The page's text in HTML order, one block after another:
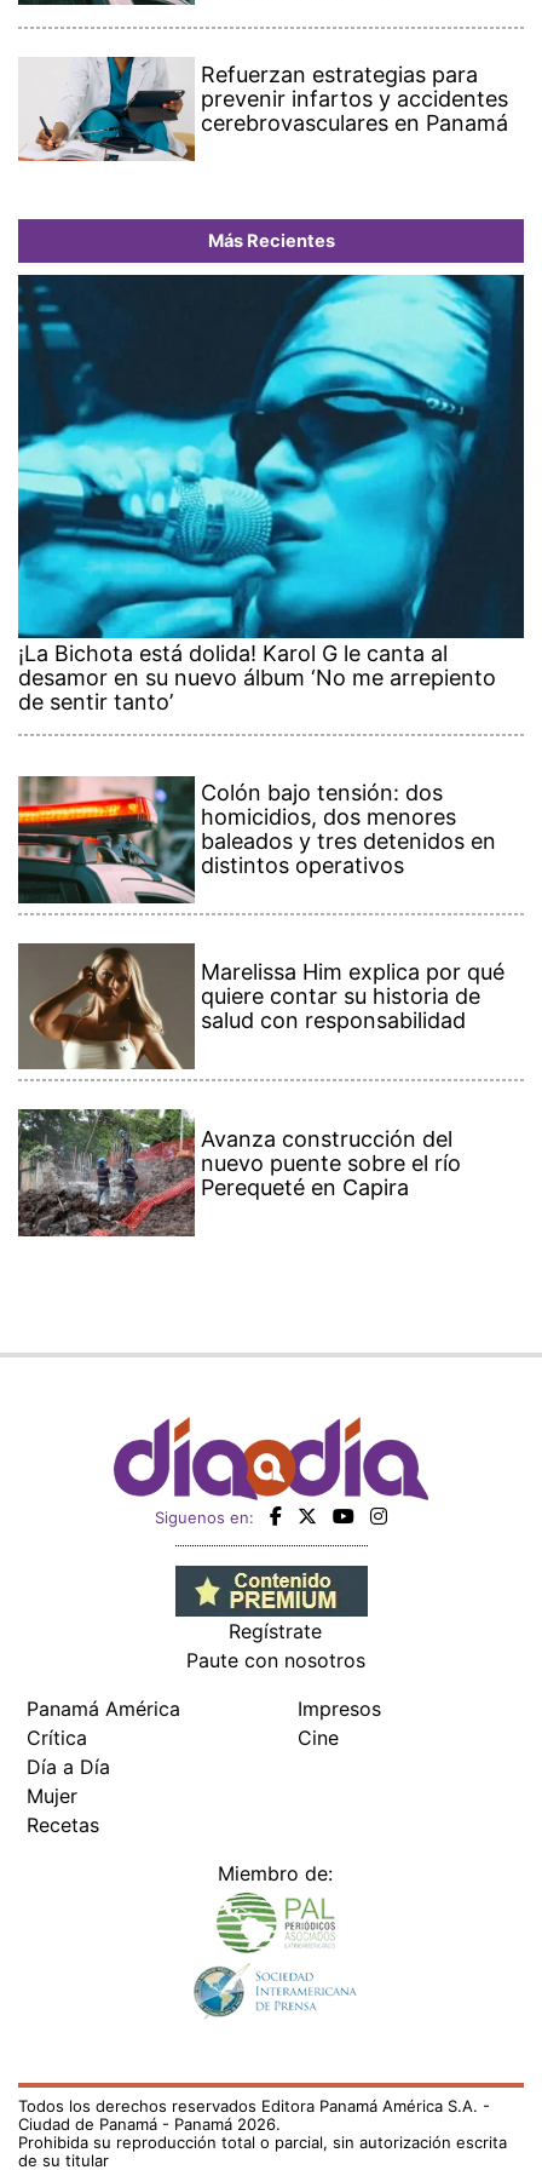
Refuerzan estrategias para
prevenir infartos y accidentes
cerebrovasculares en Panamá
Más Recientes
¡La Bichota está dolida! Karol G le canta al
desamor en su nuevo álbum ‘No me arrepiento
de sentir tanto’
Colón bajo tensión: dos
homicidios, dos menores
baleados y tres detenidos en
distintos operativos
Marelissa Him explica por qué
quiere contar su historia de
salud con responsabilidad
Avanza construcción del
nuevo puente sobre el río
Perequeté en Capira
Siguenos en:
Regístrate
Paute con nosotros
Panamá América
Crítica
Día a Día
Mujer
Recetas
Impresos
Cine
Miembro de:
Todos los derechos reservados Editora Panamá América S.A. -
Ciudad de Panamá - Panamá 2026.
Prohibida su reproducción total o parcial, sin autorización escrita
de su titular